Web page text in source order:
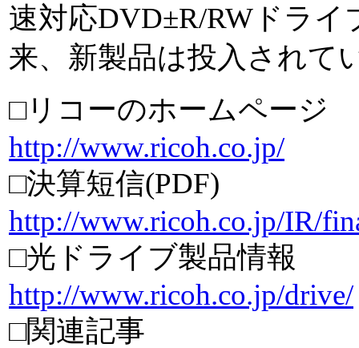
速対応DVD±R/RWドライ
来、新製品は投入されて
□リコーのホームページ
http://www.ricoh.co.jp/
□決算短信(PDF)
http://www.ricoh.co.jp/IR/
□光ドライブ製品情報
http://www.ricoh.co.jp/drive/
□関連記事